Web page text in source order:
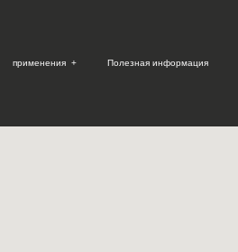
применения + Полезная информация